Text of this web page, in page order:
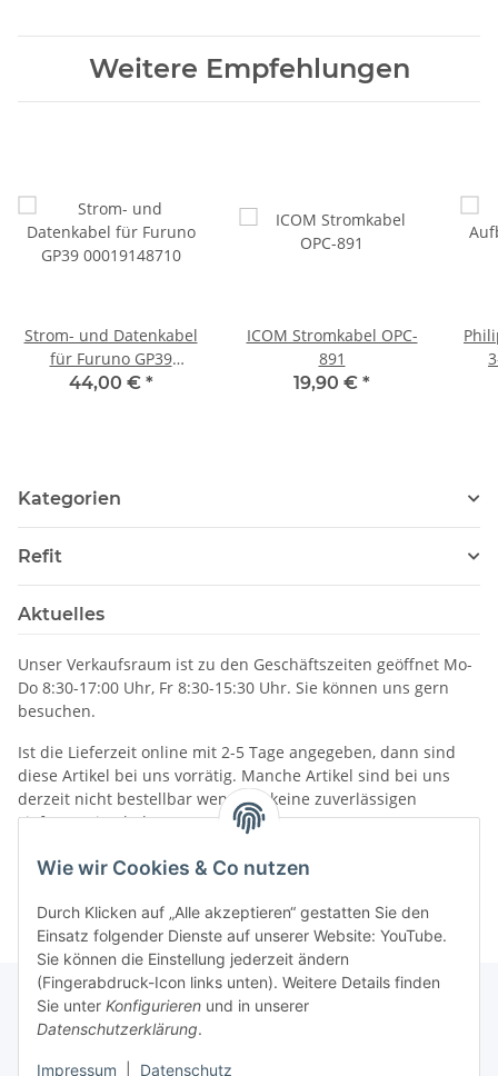
Wie wir Cookies & Co nutzen
Durch Klicken auf „Alle akzeptieren“ gestatten Sie den
Einsatz folgender Dienste auf unserer Website: YouTube.
Sie können die Einstellung jederzeit ändern
(Fingerabdruck-Icon links unten). Weitere Details finden
Sie unter Konfigurieren und in unserer
Datenschutzerklärung.
Impressum Datenschutz
Weitere Empfehlungen
Strom- und Datenkabel
für Furuno GP39
00019148710
44,00 € *
ICOM Stromkabel OPC-
891
19,90 € *
Kategorien
Refit
Aktuelles
Unser Verkaufsraum ist zu den Geschäftszeiten geöffnet Mo-
Do 8:30-17:00 Uhr, Fr 8:30-15:30 Uhr. Sie können uns gern
besuchen.
Ist die Lieferzeit online mit 2-5 Tage angegeben, dann sind
diese Artikel bei uns vorrätig. Manche Artikel sind bei uns
derzeit nicht bestellbar wenn wir keine zuverlässigen
Liefertermine haben.
Informationen
Gesetzliche Informationen